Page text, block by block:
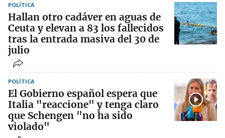
POLÍTICA
Hallan otro cadáver en aguas de
Ceuta y elevan a 83 los fallecidos
tras la entrada masiva del 30 de
julio
POLÍTICA
El Gobierno español espera que
Italia "reaccione" y tenga claro
que Schengen "no ha sido
violado"